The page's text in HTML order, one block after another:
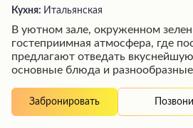
Кухня: Итальянская
В уютном зале, окруженном
гостеприимная атмосфера, где
предлагают отведать
основные блюда и
сервис, а служба доставки
заказы, делая процесс
Забронировать